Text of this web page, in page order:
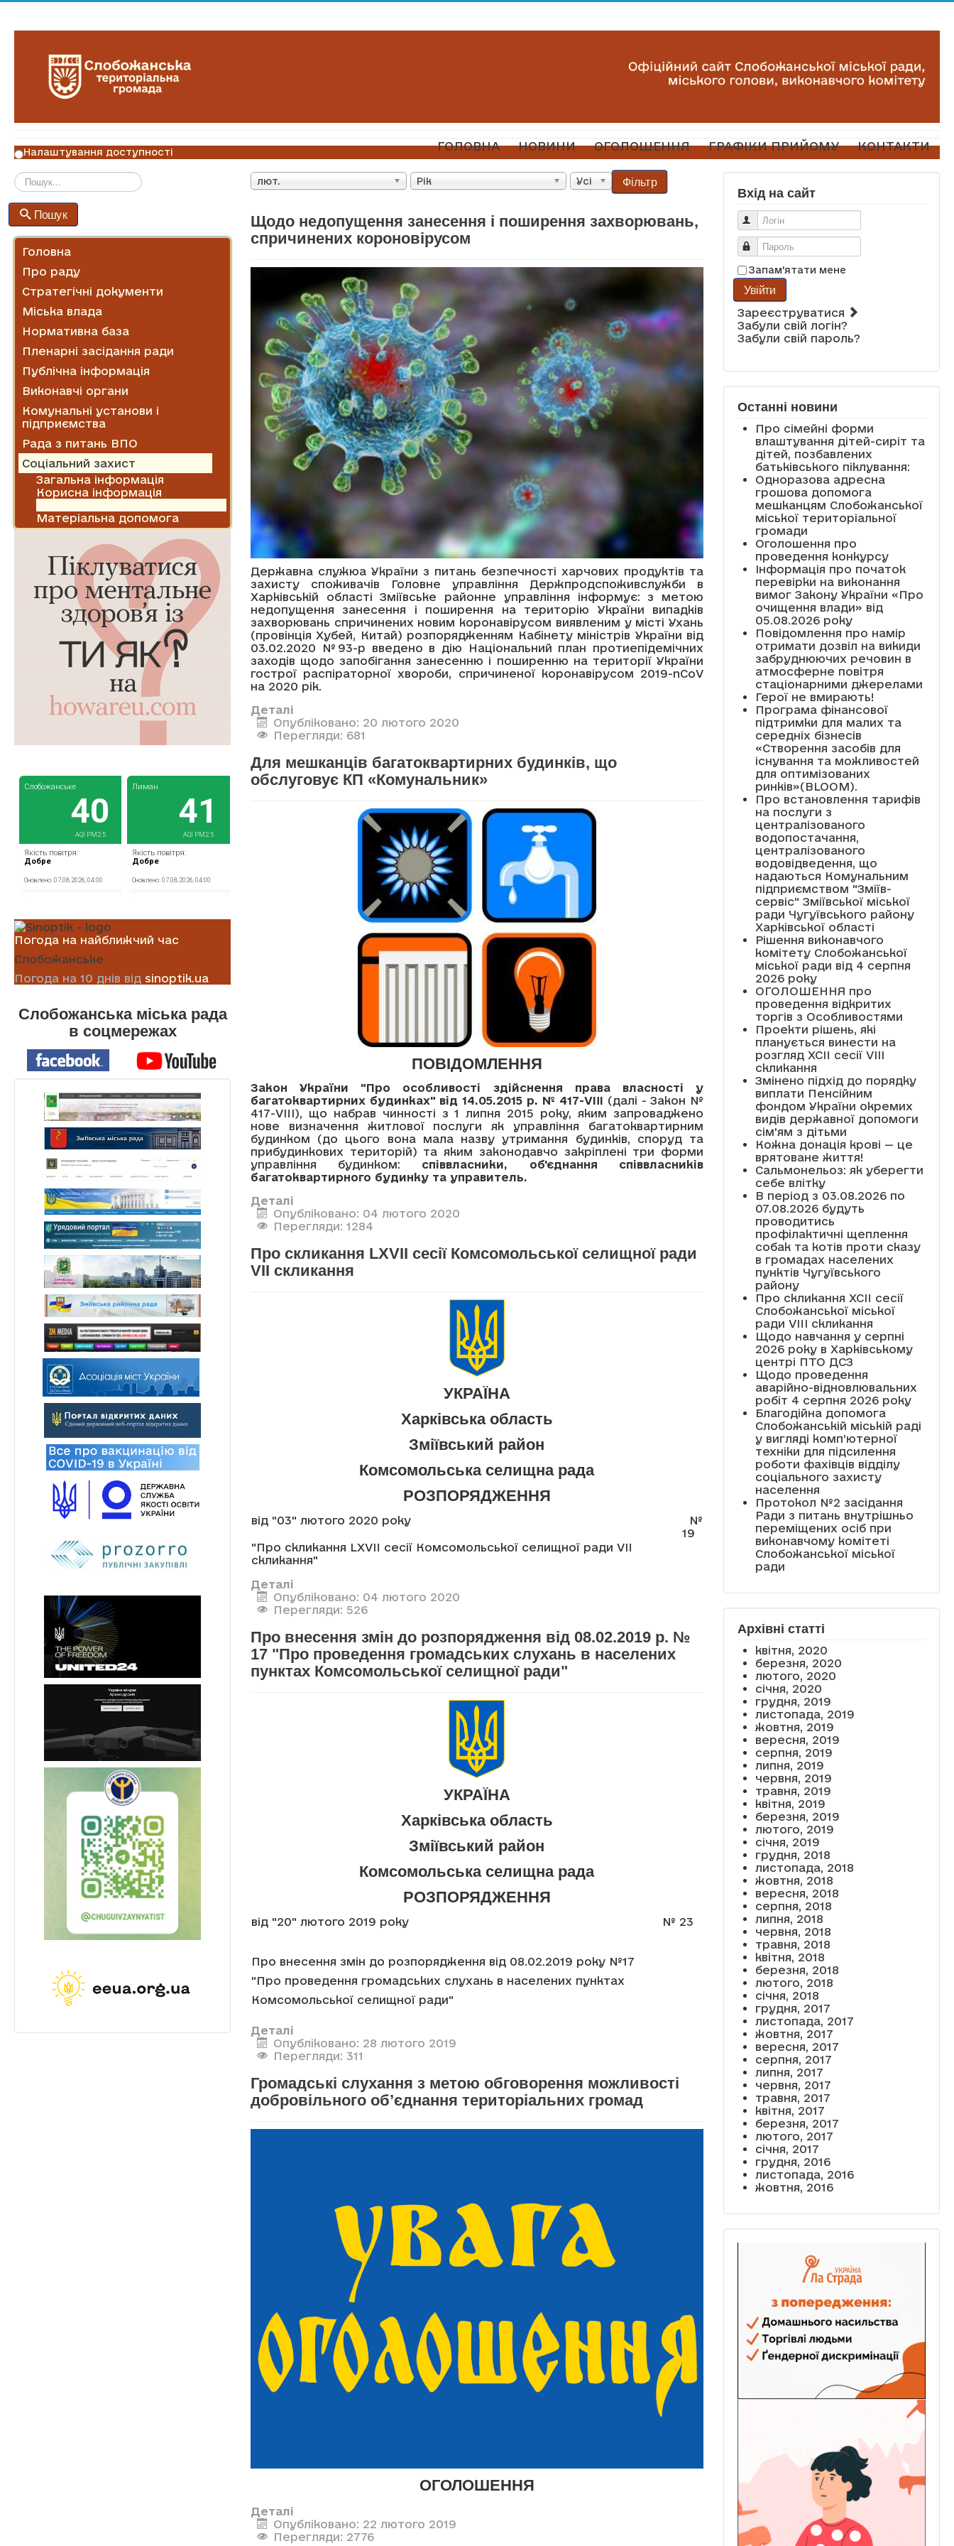
ГОЛОВНА НОВИНИ ОГОЛОШЕННЯ ГРАФІКИ ПРИЙОМУ КОНТАКТИ
Налаштування доступності
Пошук
Головна
Про раду
Стратегічні документи
Міська влада
Нормативна база
Пленарні засідання ради
Публічна інформація
Виконавчі органи
Комунальні установи і
підприємства
Рада з питань ВПО
Соціальний захист
Загальна інформація
Корисна інформація
Матеріальна допомога
Погода на найближчий час
Слобожанське
Погода на 10 днів від sinoptik.ua
Слобожанська міська рада
в соцмережах
лют. Рік Усі Фільтр
Щодо недопущення занесення і поширення захворювань,
спричинених короновірусом
Державна служюа України з питань безпечності харчових продуктів та
захисту споживачів Головне управління Держпродспоживслужби в
Харківській області Зміївське районне управління інформує: з метою
недопущення занесення і поширення на територію України випадків
захворювань спричинених новим коронавірусом виявленим у місті Ухань
(провінція Хубей, Китай) розпорядженням Кабінету міністрів України від
03.02.2020 №93-р введено в дію Національний план протиепідемічних
заходів щодо запобігання занесенню і поширенню на території України
гострої распіраторної хвороби, спричиненої коронавірусом 2019-nCoV
на 2020 рік.
Деталі
Опубліковано: 20 лютого 2020
Перегляди: 681
Для мешканців багатоквартирних будинків, що
обслуговує КП «Комунальник»
ПОВІДОМЛЕННЯ
Закон України "Про особливості здійснення права власності у
багатоквартирних будинках" від 14.05.2015 р. № 417-VIII (далі - Закон №
417-VIII), що набрав чинності з 1 липня 2015 року, яким запроваджено
нове визначення житлової послуги як управління багатоквартирним
будинком (до цього вона мала назву утримання будинків, споруд та
прибудинкових територій) та яким законодавчо закріплені три форми
управління будинком: співвласники, об'єднання співвласників
багатоквартирного будинку та управитель.
Деталі
Опубліковано: 04 лютого 2020
Перегляди: 1284
Про скликання LXVII сесії Комсомольської селищної ради
VII скликання
УКРАЇНА
Харківська область
Зміївський район
Комсомольська селищна рада
РОЗПОРЯДЖЕННЯ
від "03" лютого 2020 року
№
19
"Про скликання LXVII сесії Комсомольської селищної ради VII
скликання"
Деталі
Опубліковано: 04 лютого 2020
Перегляди: 526
Про внесення змін до розпорядження від 08.02.2019 р. №
17 "Про проведення громадських слухань в населених
пунктах Комсомольської селищної ради"
УКРАЇНА
Харківська область
Зміївський район
Комсомольська селищна рада
РОЗПОРЯДЖЕННЯ
від "20" лютого 2019 року № 23
Про внесення змін до розпорядження від 08.02.2019 року №17
"Про проведення громадських слухань в населених пунктах
Комсомольської селищної ради"
Деталі
Опубліковано: 28 лютого 2019
Перегляди: 311
Громадські слухання з метою обговорення можливості
добровільного об’єднання територіальних громад
ОГОЛОШЕННЯ
Деталі
Опубліковано: 22 лютого 2019
Перегляди: 2776
Вхід на сайт
Логін
Пароль
Запам'ятати мене
Увійти
Зареєструватися
Забули свій логін?
Забули свій пароль?
Останні новини
Про сімейні форми
влаштування дітей-сиріт та
дітей, позбавлених
батьківського піклування:
Одноразова адресна
грошова допомога
мешканцям Слобожанської
міської територіальної
громади
Оголошення про
проведення конкурсу
Інформація про початок
перевірки на виконання
вимог Закону України «Про
очищення влади» від
05.08.2026 року
Повідомлення про намір
отримати дозвіл на викиди
забруднюючих речовин в
атмосферне повітря
стаціонарними джерелами
Герої не вмирають!
Програма фінансової
підтримки для малих та
середніх бізнесів
«Створення засобів для
існування та можливостей
для оптимізованих
ринків»(BLOOM).
Про встановлення тарифів
на послуги з
централізованого
водопостачання,
централізованого
водовідведення, що
надаються Комунальним
підприємством "Зміїв-
сервіс" Зміївської міської
ради Чугуївського району
Харківської області
Рішення виконавчого
комітету Слобожанської
міської ради від 4 серпня
2026 року
ОГОЛОШЕННЯ про
проведення відкритих
торгів з Особливостями
Проекти рішень, які
планується винести на
розгляд XCII сесії VІІІ
скликання
Змінено підхід до порядку
виплати Пенсійним
фондом України окремих
видів державної допомоги
сім'ям з дітьми
Кожна донація крові — це
врятоване життя!
Сальмонельоз: як уберегти
себе влітку
В період з 03.08.2026 по
07.08.2026 будуть
проводитись
профілактичні щеплення
собак та котів проти сказу
в громадах населених
пунктів Чугуївського
району
Про скликання XCII сесії
Слобожанської міської
ради VIII скликання
Щодо навчання у серпні
2026 року в Харківському
центрі ПТО ДСЗ
Щодо проведення
аварійно-відновлювальних
робіт 4 серпня 2026 року
Благодійна допомога
Слобожанській міській раді
у вигляді комп’ютерної
техніки для підсилення
роботи фахівців відділу
соціального захисту
населення
Протокол №2 засідання
Ради з питань внутрішньо
переміщених осіб при
виконавчому комітеті
Слобожанської міської
ради
Архівні статті
квітня, 2020
березня, 2020
лютого, 2020
січня, 2020
грудня, 2019
листопада, 2019
жовтня, 2019
вересня, 2019
серпня, 2019
липня, 2019
червня, 2019
травня, 2019
квітня, 2019
березня, 2019
лютого, 2019
січня, 2019
грудня, 2018
листопада, 2018
жовтня, 2018
вересня, 2018
серпня, 2018
липня, 2018
червня, 2018
травня, 2018
квітня, 2018
березня, 2018
лютого, 2018
січня, 2018
грудня, 2017
листопада, 2017
жовтня, 2017
вересня, 2017
серпня, 2017
липня, 2017
червня, 2017
травня, 2017
квітня, 2017
березня, 2017
лютого, 2017
січня, 2017
грудня, 2016
листопада, 2016
жовтня, 2016